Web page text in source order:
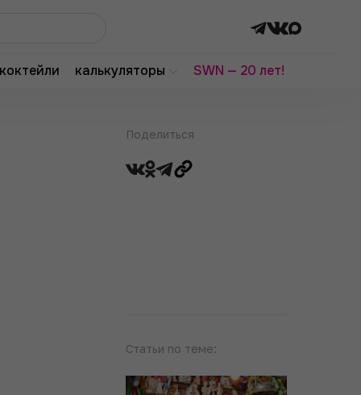
коктейли калькуляторы SWN — 20 лет!
Поделиться
Статьи по теме: